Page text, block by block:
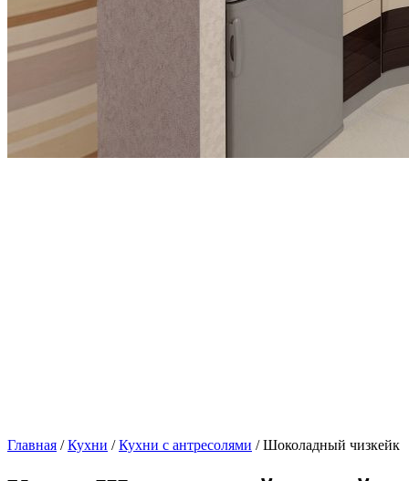
Главная /Кухни /Кухни с антресолями / Шоколадный чизкейк